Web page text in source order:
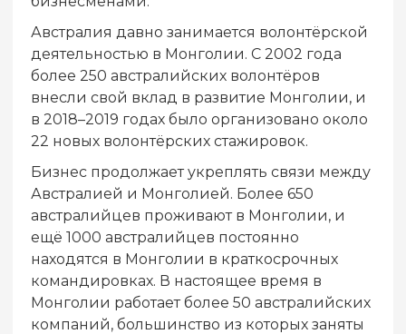
Австралия давно занимается волонтёрской
деятельностью в Монголии. С 2002 года
более 250 австралийских волонтёров
внесли свой вклад в развитие Монголии, и
в 2018–2019 годах было организовано около
22 новых волонтёрских стажировок.
Бизнес продолжает укреплять связи между
Австралией и Монголией. Более 650
австралийцев проживают в Монголии, и
ещё 1000 австралийцев постоянно
находятся в Монголии в краткосрочных
командировках. В настоящее время в
Монголии работает более 50 австралийских
компаний, большинство из которых заняты